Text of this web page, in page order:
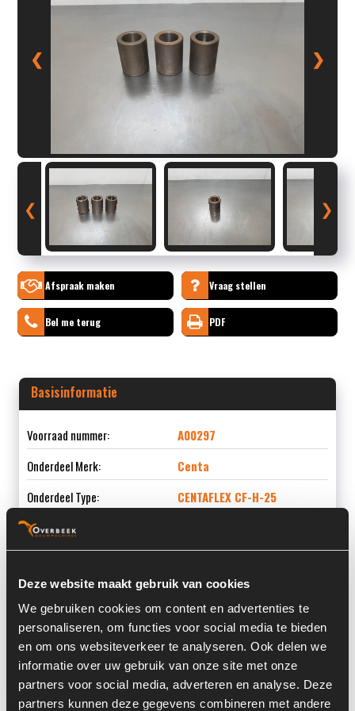
Deze website maakt gebruik van cookies
We gebruiken cookies om content en advertenties te
personaliseren, om functies voor social media te bieden
en om ons websiteverkeer te analyseren. Ook delen we
informatie over uw gebruik van onze site met onze
partners voor social media, adverteren en analyse. Deze
partners kunnen deze gegevens combineren met andere
❮ ❯
❮ ❯
Afspraak maken Vraag stellen
Bel me terug PDF
Basisinformatie
Voorraad nummer:
A00297
Onderdeel Merk:
Centa
Onderdeel Type:
CENTAFLEX CF-H-25
Informatie
Locatie:
3L
Land: